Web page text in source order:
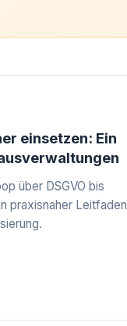
einsetzen: Ein
über DSGVO bis
praxisnaher Leitfaden